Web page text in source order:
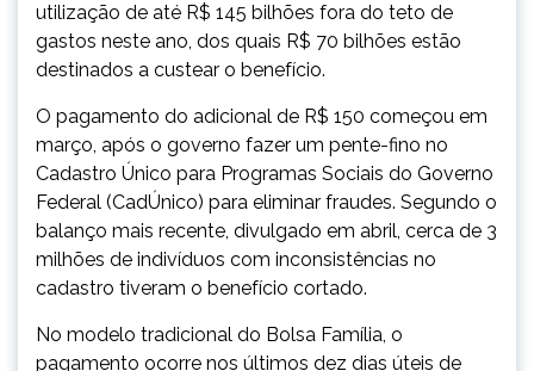
utilização de até R$ 145 bilhões fora do teto de
gastos neste ano, dos quais R$ 70 bilhões estão
destinados a custear o benefício.
O pagamento do adicional de R$ 150 começou em
março, após o governo fazer um pente-fino no
Cadastro Único para Programas Sociais do Governo
Federal (CadÚnico) para eliminar fraudes. Segundo o
balanço mais recente, divulgado em abril, cerca de 3
milhões de indivíduos com inconsistências no
cadastro tiveram o benefício cortado.
No modelo tradicional do Bolsa Família, o
pagamento ocorre nos últimos dez dias úteis de